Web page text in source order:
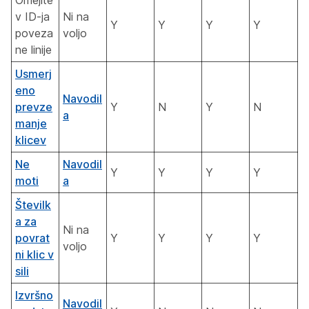
v ID-ja
poveza
ne linije
Ni na
voljo
Y Y Y Y
Usmerj
eno
prevze
manje
klicev
Navodil
a
Y N Y N
Ne
moti
Navodil
a
Y Y Y Y
Številk
a za
povrat
ni klic v
sili
Ni na
voljo
Y Y Y Y
Izvršno
Navodil